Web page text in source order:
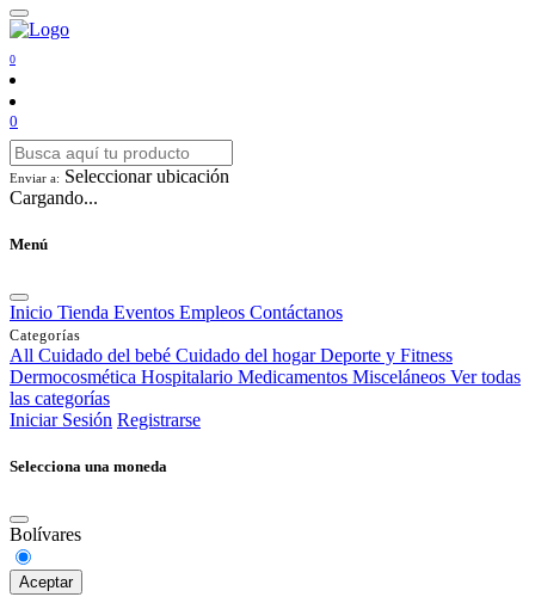
0
0
Enviar a: Seleccionar ubicación
Cargando...
Menú
Inicio Tienda Eventos Empleos Contáctanos
Categorías
All Cuidado del bebé Cuidado del hogar Deporte y Fitness
Dermocosmética Hospitalario Medicamentos Misceláneos Ver todas
las categorías
Iniciar Sesión Registrarse
Selecciona una moneda
Bolívares
Aceptar